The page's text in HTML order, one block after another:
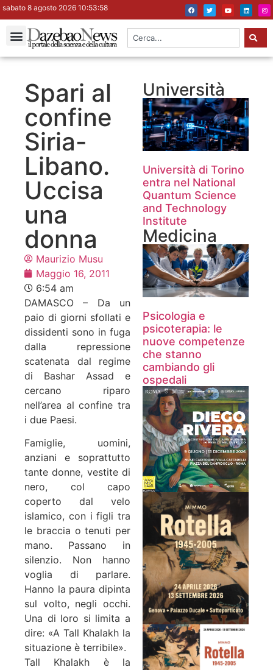
sabato 8 agosto 2026 10:53:59
Spari al
confine
Siria-
Libano.
Uccisa
una
donna
Maurizio Musu
Maggio 16, 2011
6:54 am
DAMASCO – Da un
paio di giorni sfollati e
dissidenti sono in fuga
dalla repressione
scatenata dal regime
di Bashar Assad e
cercano riparo
nell’area al confine tra
i due Paesi.
Famiglie, uomini,
anziani e soprattutto
tante donne, vestite di
nero, col capo
coperto dal velo
islamico, con i figli tra
le braccia o tenuti per
mano. Passano in
silenzio. Non hanno
voglia di parlare.
Hanno la paura dipinta
sul volto, negli occhi.
Una di loro si limita a
dire: «A Tall Khalakh la
situazione è terribile».
Tall Khalakh è la
Università
Università di Torino
entra nel National
Quantum Science
and Technology
Institute
Medicina
Psicologia e
psicoterapia: le
nuove competenze
che stanno
cambiando gli
ospedali